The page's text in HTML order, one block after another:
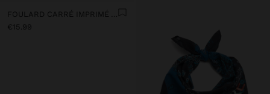
FOULARD CARRÉ IMPRIMÉ AMORE 100% COTON
€15.99